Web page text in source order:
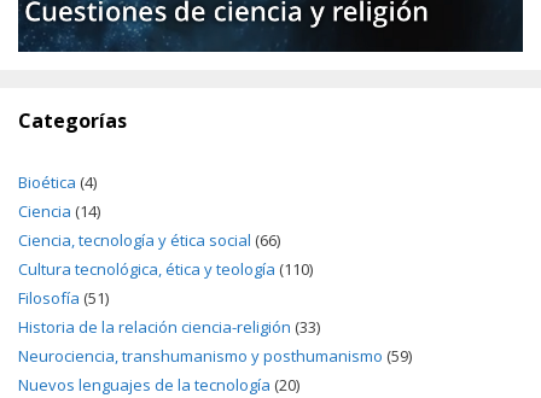
Categorías
Bioética (4)
Ciencia (14)
Ciencia, tecnología y ética social (66)
Cultura tecnológica, ética y teología (110)
Filosofía (51)
Historia de la relación ciencia-religión (33)
Neurociencia, transhumanismo y posthumanismo (59)
Nuevos lenguajes de la tecnología (20)